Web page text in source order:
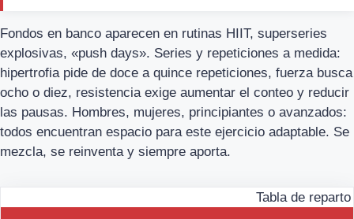
Fondos en banco aparecen en rutinas HIIT, superseries
explosivas, «push days». Series y repeticiones a medida:
hipertrofia pide de doce a quince repeticiones, fuerza busca
ocho o diez, resistencia exige aumentar el conteo y reducir
las pausas. Hombres, mujeres, principiantes o avanzados:
todos encuentran espacio para este ejercicio adaptable. Se
mezcla, se reinventa y siempre aporta.
Tabla de